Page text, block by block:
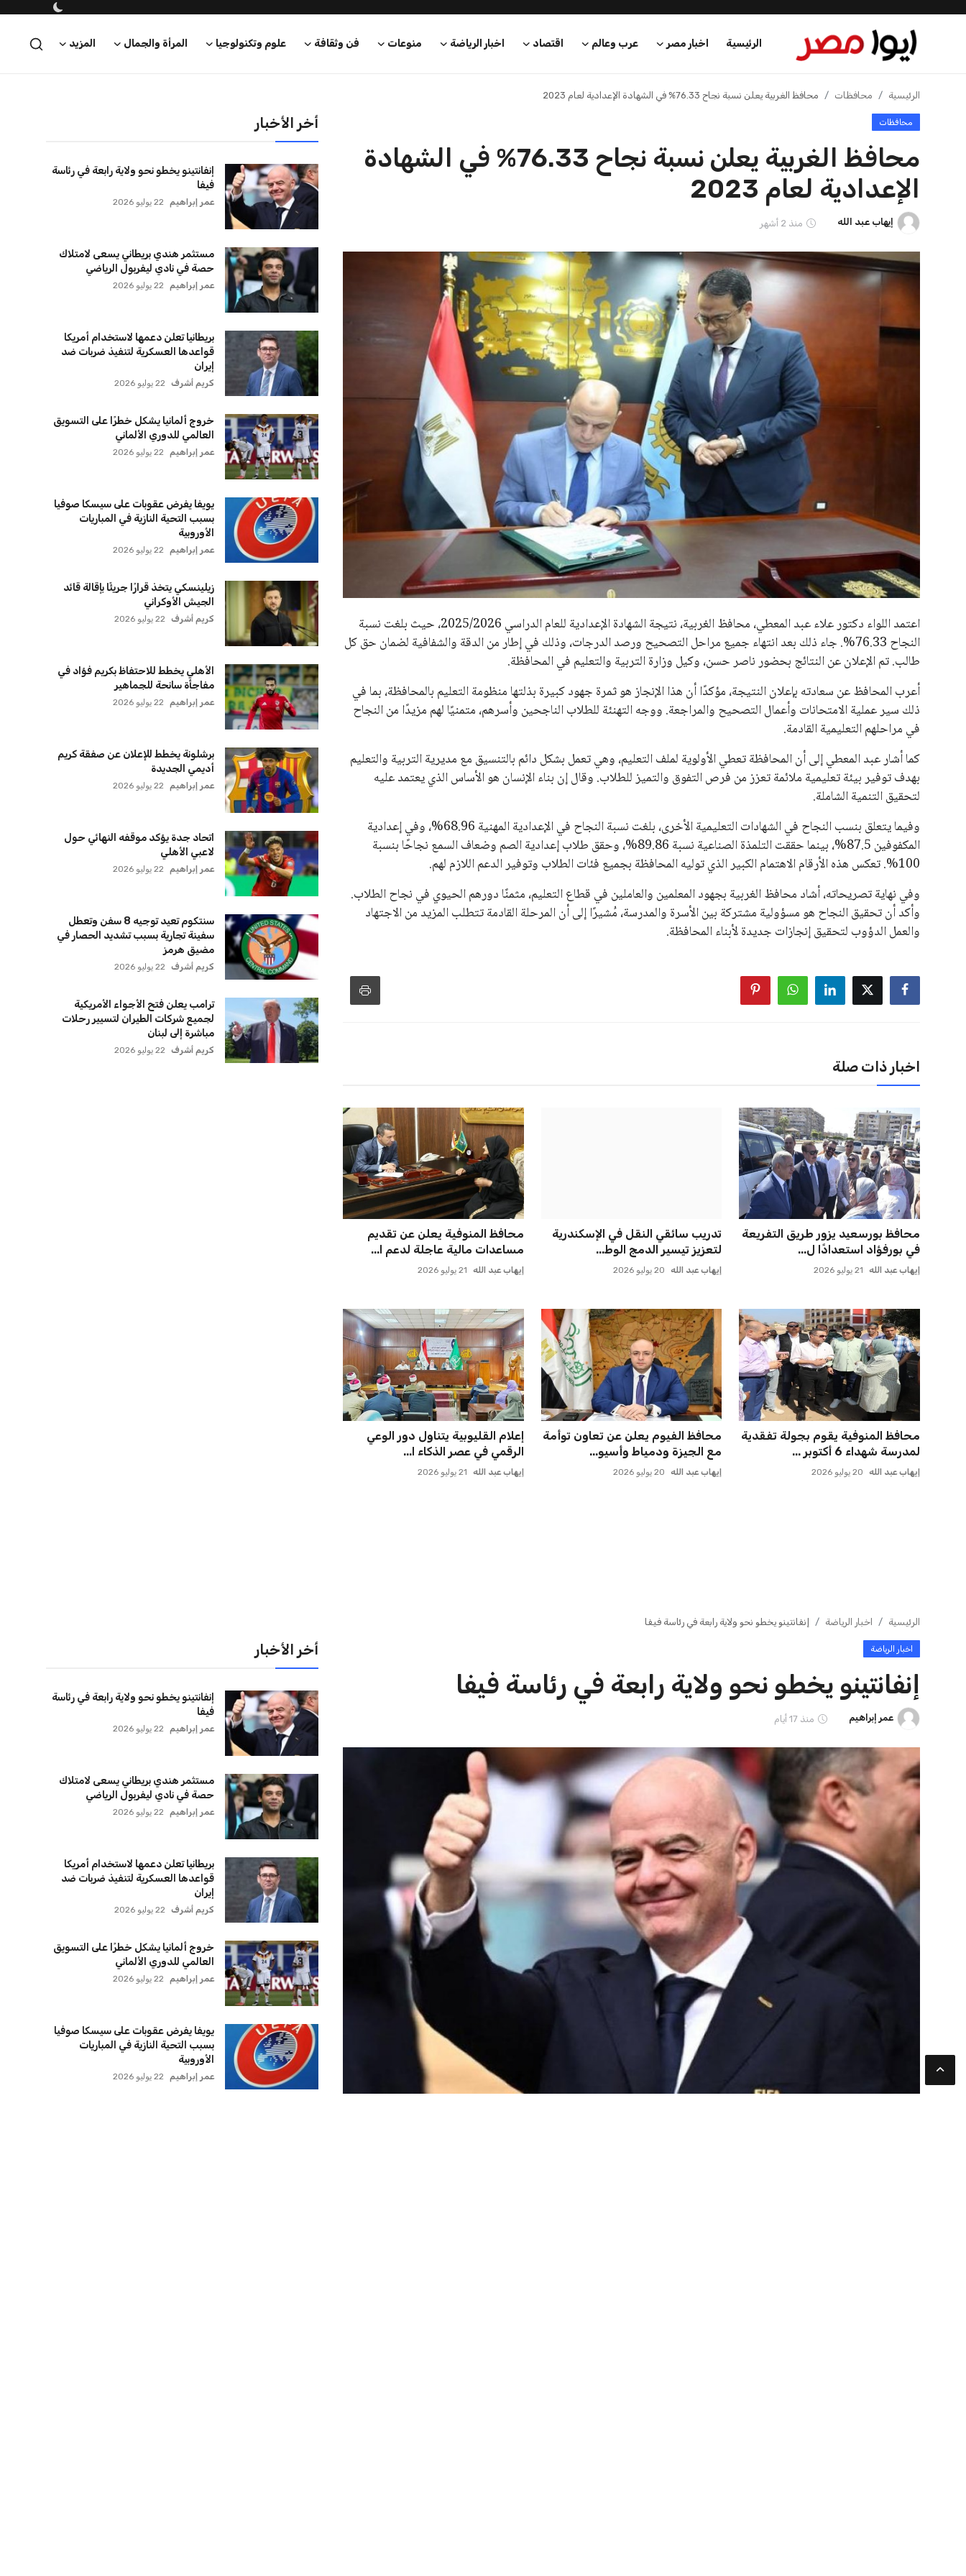
الرئيسية اخبار مصر عرب وعالم اقتصاد اخبار الرياضة منوعات فن وثقافة علوم وتكنولوجيا المرأة والجمال المزيد
الرئيسية
اخبار مصر
عرب وعالم
اخبار الرياضة
علوم وتكنولوجيا
الرئيسية محافظات محافظ الغربية يعلن نسبة نجاح 76.33% في الشهادة الإعدادية لعام 2023
محافظات
محافظ الغربية يعلن نسبة نجاح 76.33% في الشهادة
الإعدادية لعام 2023
إيهاب عبد الله منذ 2 أشهر
اعتمد اللواء دكتور علاء عبد المعطي، محافظ الغربية، نتيجة الشهادة الإعدادية للعام الدراسي 2025/2026، حيث بلغت نسبة
النجاح 76.33%. جاء ذلك بعد انتهاء جميع مراحل التصحيح ورصد الدرجات، وذلك في إطار من الدقة والشفافية لضمان حق كل
طالب. تم الإعلان عن النتائج بحضور ناصر حسن، وكيل وزارة التربية والتعليم في المحافظة.
أعرب المحافظ عن سعادته بإعلان النتيجة، مؤكدًا أن هذا الإنجاز هو ثمرة جهود كبيرة بذلتها منظومة التعليم بالمحافظة، بما في
ذلك سير عملية الامتحانات وأعمال التصحيح والمراجعة. ووجه التهنئة للطلاب الناجحين وأسرهم، متمنيًا لهم مزيدًا من النجاح
في مراحلهم التعليمية القادمة.
كما أشار عبد المعطي إلى أن المحافظة تعطي الأولوية لملف التعليم، وهي تعمل بشكل دائم بالتنسيق مع مديرية التربية والتعليم
بهدف توفير بيئة تعليمية ملائمة تعزز من فرص التفوق والتميز للطلاب. وقال إن بناء الإنسان هو الأساس الذي يعتمد عليه
لتحقيق التنمية الشاملة.
وفيما يتعلق بنسب النجاح في الشهادات التعليمية الأخرى، بلغت نسبة النجاح في الإعدادية المهنية 68.96%، وفي إعدادية
المكفوفين 87.5%، بينما حققت التلمذة الصناعية نسبة 89.86%، وحقق طلاب إعدادية الصم وضعاف السمع نجاحًا بنسبة
100%. تعكس هذه الأرقام الاهتمام الكبير الذي توليه المحافظة بجميع فئات الطلاب وتوفير الدعم اللازم لهم.
وفي نهاية تصريحاته، أشاد محافظ الغربية بجهود المعلمين والعاملين في قطاع التعليم، مثمنًا دورهم الحيوي في نجاح الطلاب.
وأكد أن تحقيق النجاح هو مسؤولية مشتركة بين الأسرة والمدرسة، مُشيرًا إلى أن المرحلة القادمة تتطلب المزيد من الاجتهاد
والعمل الدؤوب لتحقيق إنجازات جديدة لأبناء المحافظة.
اخبار ذات صلة
محافظ بورسعيد يزور طريق التفريعة
في بورفؤاد استعدادًا ل...
إيهاب عبد الله 21 يوليو 2026
تدريب سائقي النقل في الإسكندرية
لتعزيز تيسير الدمج الوط...
إيهاب عبد الله 20 يوليو 2026
محافظ المنوفية يعلن عن تقديم
مساعدات مالية عاجلة لدعم ا...
إيهاب عبد الله 21 يوليو 2026
محافظ المنوفية يقوم بجولة تفقدية
لمدرسة شهداء 6 أكتوبر ...
إيهاب عبد الله 20 يوليو 2026
محافظ الفيوم يعلن عن تعاون توأمة
مع الجيزة ودمياط وأسيو...
إيهاب عبد الله 20 يوليو 2026
إعلام القليوبية يتناول دور الوعي
الرقمي في عصر الذكاء ا...
إيهاب عبد الله 21 يوليو 2026
أخر الأخبار
إنفانتينو يخطو نحو ولاية رابعة في رئاسة
فيفا
عمر إبراهيم 22 يوليو 2026
مستثمر هندي بريطاني يسعى لامتلاك
حصة في نادي ليفربول الرياضي
عمر إبراهيم 22 يوليو 2026
بريطانيا تعلن دعمها لاستخدام أمريكا
قواعدها العسكرية لتنفيذ ضربات ضد
إيران
كريم أشرف 22 يوليو 2026
خروج ألمانيا يشكل خطرًا على التسويق
العالمي للدوري الألماني
عمر إبراهيم 22 يوليو 2026
يويفا يفرض عقوبات على سيسكا صوفيا
بسبب التحية النازية في المباريات
الأوروبية
عمر إبراهيم 22 يوليو 2026
زيلينسكي يتخذ قرارًا جريئًا بإقالة قائد
الجيش الأوكراني
كريم أشرف 22 يوليو 2026
الأهلي يخطط للاحتفاظ بكريم فؤاد في
مفاجأة سانحة للجماهير
عمر إبراهيم 22 يوليو 2026
برشلونة يخطط للإعلان عن صفقة كريم
أديمي الجديدة
عمر إبراهيم 22 يوليو 2026
اتحاد جدة يؤكد موقفه النهائي حول
لاعبي الأهلي
عمر إبراهيم 22 يوليو 2026
سنتكوم تعيد توجيه 8 سفن وتعطل
سفينة تجارية بسبب تشديد الحصار في
مضيق هرمز
كريم أشرف 22 يوليو 2026
ترامب يعلن فتح الأجواء الأمريكية
لجميع شركات الطيران لتسيير رحلات
مباشرة إلى لبنان
كريم أشرف 22 يوليو 2026
الرئيسية اخبار الرياضة إنفانتينو يخطو نحو ولاية رابعة في رئاسة فيفا
اخبار الرياضة
إنفانتينو يخطو نحو ولاية رابعة في رئاسة فيفا
عمر إبراهيم منذ 17 أيام
أخر الأخبار
إنفانتينو يخطو نحو ولاية رابعة في رئاسة
فيفا
عمر إبراهيم 22 يوليو 2026
مستثمر هندي بريطاني يسعى لامتلاك
حصة في نادي ليفربول الرياضي
عمر إبراهيم 22 يوليو 2026
بريطانيا تعلن دعمها لاستخدام أمريكا
قواعدها العسكرية لتنفيذ ضربات ضد
إيران
كريم أشرف 22 يوليو 2026
خروج ألمانيا يشكل خطرًا على التسويق
العالمي للدوري الألماني
عمر إبراهيم 22 يوليو 2026
يويفا يفرض عقوبات على سيسكا صوفيا
بسبب التحية النازية في المباريات
الأوروبية
عمر إبراهيم 22 يوليو 2026